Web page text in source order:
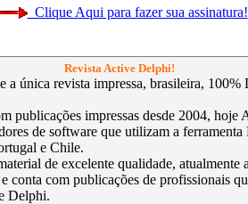
Clique Aqui para fazer sua assinatura!
Revista Active Delphi!
a única revista impressa, brasileira, 100%
publicações impressas desde 2004, hoje
de software que utilizam a
e Chile.
de excelente qualidade, atualmente
conta com publicações de profissionais
Delphi.